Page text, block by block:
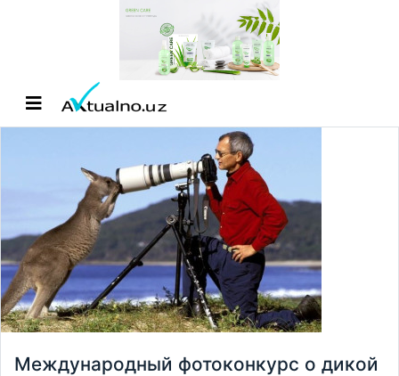
Международный фотоконкурс о дикой